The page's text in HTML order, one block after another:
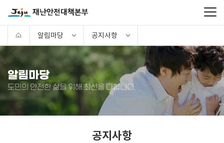
알림마당 공지사항
알림마당
도민의 안전한 삶을 위해 최선을 다합니다.
공지사항